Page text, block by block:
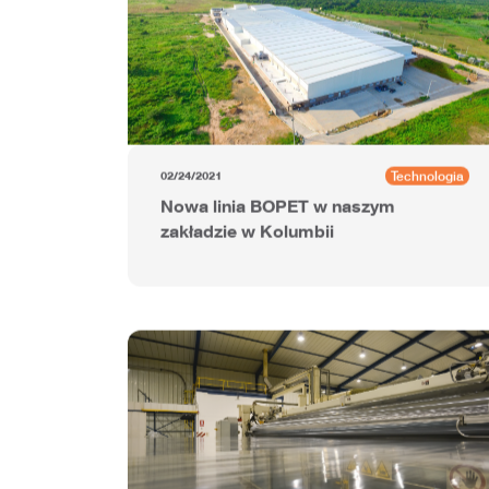
02/24/2021 Technologia
Nowa linia BOPET w naszym
zakładzie w Kolumbii